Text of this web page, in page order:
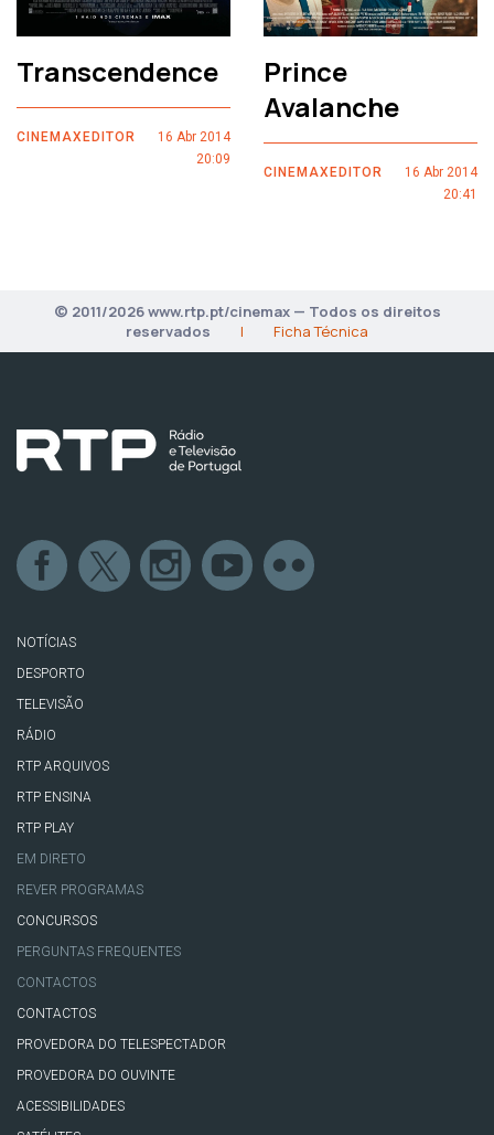
Transcendence
CINEMAXEDITOR
16 Abr 2014
20:09
Prince
Avalanche
CINEMAXEDITOR
16 Abr 2014
20:41
© 2011/2026 www.rtp.pt/cinemax — Todos os direitos
reservados
| Ficha Técnica
NOTÍCIAS
DESPORTO
TELEVISÃO
RÁDIO
RTP ARQUIVOS
RTP ENSINA
RTP PLAY
EM DIRETO
REVER PROGRAMAS
CONCURSOS
PERGUNTAS FREQUENTES
CONTACTOS
CONTACTOS
PROVEDORA DO TELESPECTADOR
PROVEDORA DO OUVINTE
ACESSIBILIDADES